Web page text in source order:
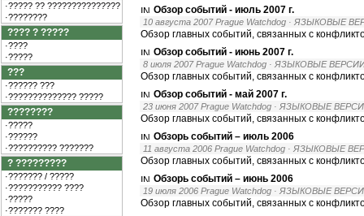
·????? ?? ???????????????
·????????
???? ? ?????
·????
·?????
???
·?????? ???
·?????????????? ?????
????????
·?????
·??????
·?????????? ???????
? ?????????
·??????? / ?????
·??????????? ????
·?????
·??????? ????
Обзор событий - июль 2007 г.
10 августа 2007 Prague Watchdog · ЯЗЫКОВЫЕ
Обзор главных событий, связанных с
Обзор событий - июнь 2007 г.
8 июля 2007 Prague Watchdog · ЯЗЫКОВЫЕ
Обзор главных событий, связанных с
Обзор событий - май 2007 г.
23 июня 2007 Prague Watchdog · ЯЗЫКОВЫЕ
Обзор главных событий, связанных с
Обзорь событий – июль 2006
11 августа 2006 Prague Watchdog · ЯЗЫКОВЫЕ
Обзор главных событий, связанных с
Обзорь событий – июнь 2006
19 июля 2006 Prague Watchdog · ЯЗЫКОВЫЕ
Обзор главных событий, связанных с